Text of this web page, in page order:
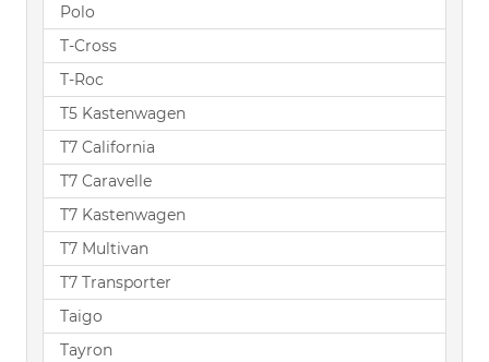
Polo
T-Cross
T-Roc
T5 Kastenwagen
T7 California
T7 Caravelle
T7 Kastenwagen
T7 Multivan
T7 Transporter
Taigo
Tayron